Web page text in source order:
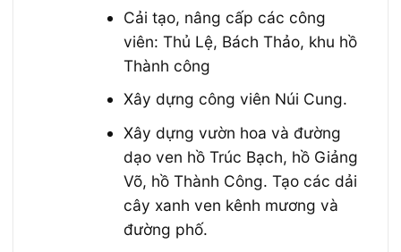
Cải tạo, nâng cấp các công
viên: Thủ Lệ, Bách Thảo, khu hồ
Thành công
Xây dựng công viên Núi Cung.
Xây dựng vườn hoa và đường
dạo ven hồ Trúc Bạch, hồ Giảng
Võ, hồ Thành Công. Tạo các dải
cây xanh ven kênh mương và
đường phố.